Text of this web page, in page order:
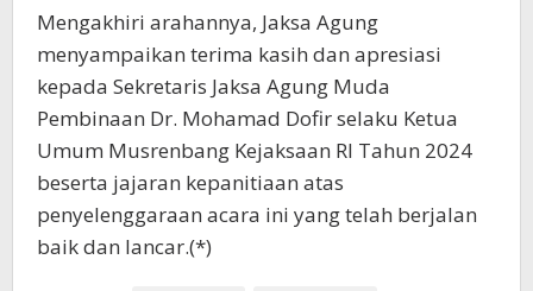
Mengakhiri arahannya, Jaksa Agung
menyampaikan terima kasih dan apresiasi
kepada Sekretaris Jaksa Agung Muda
Pembinaan Dr. Mohamad Dofir selaku Ketua
Umum Musrenbang Kejaksaan RI Tahun 2024
beserta jajaran kepanitiaan atas
penyelenggaraan acara ini yang telah berjalan
baik dan lancar.(*)